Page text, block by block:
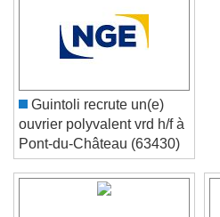
Guintoli recrute un(e)
ouvrier polyvalent vrd h/f à
Pont-du-Château (63430)